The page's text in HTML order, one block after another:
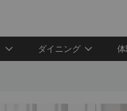
ダイニング